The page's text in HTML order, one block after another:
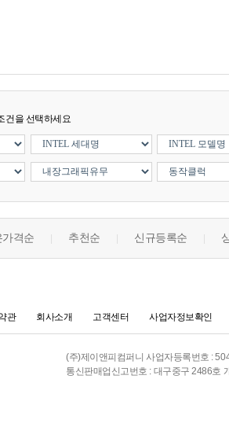
건을 선택하세요
가격순 추천순 신규등록순
관 회사소개 고객센터 사업자정보확인
(주)제이앤피컴퍼니 사업자등록번호 :
통신판매업신고번호 : 대구중구 2486호